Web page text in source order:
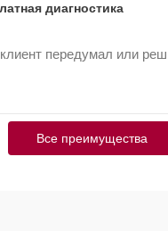
диагностика
передумал или
Все преимущества